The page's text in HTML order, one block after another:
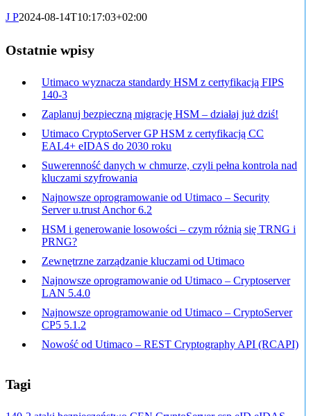
J P2024-08-14T10:17:03+02:00
Ostatnie wpisy
Utimaco wyznacza standardy HSM z certyfikacją FIPS
140-3
Zaplanuj bezpieczną migrację HSM – działaj już dziś!
Utimaco CryptoServer GP HSM z certyfikacją CC
EAL4+ eIDAS do 2030 roku
Suwerenność danych w chmurze, czyli pełna kontrola nad
kluczami szyfrowania
Najnowsze oprogramowanie od Utimaco – Security
Server u.trust Anchor 6.2
HSM i generowanie losowości – czym różnią się TRNG i
PRNG?
Zewnętrzne zarządzanie kluczami od Utimaco
Najnowsze oprogramowanie od Utimaco – Cryptoserver
LAN 5.4.0
Najnowsze oprogramowanie od Utimaco – CryptoServer
CP5 5.1.2
Nowość od Utimaco – REST Cryptography API (RCAPI)
Tagi